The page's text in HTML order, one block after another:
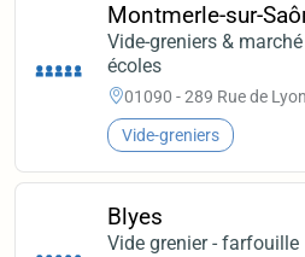
Montmerle-sur-
Vide-greniers &
écoles
01090 - 289 Rue de Lyon
Vide-greniers
Blyes
Vide grenier - farfouille